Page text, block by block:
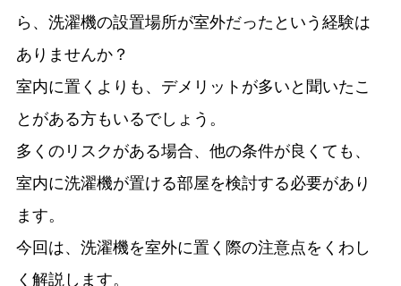
ら、洗濯機の設置場所が室外だったという経験は
ありませんか？
室内に置くよりも、デメリットが多いと聞いたこ
とがある方もいるでしょう。
多くのリスクがある場合、他の条件が良くても、
室内に洗濯機が置ける部屋を検討する必要があり
ます。
今回は、洗濯機を室外に置く際の注意点をくわし
く解説します。